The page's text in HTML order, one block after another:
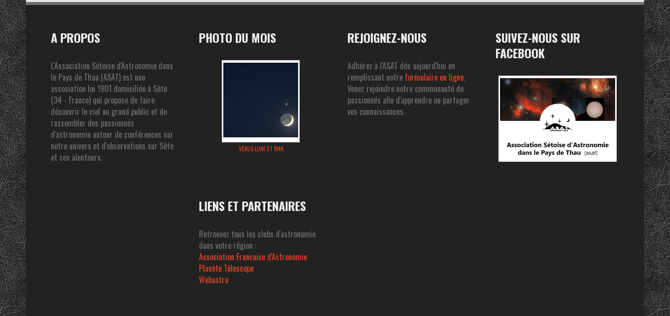
A PROPOS
L'Association Sétoise d'Astronomie dans
le Pays de Thau (ASAT) est une
association loi 1901 domiciliée à Sète
(34 - France) qui propose de faire
découvrir le ciel au grand public et de
rassembler des passionnés
d'astronomie autour de conférences sur
notre univers et d'observations sur Sète
et ses alentours.
PHOTO DU MOIS
VÉNUS-LUNE ET M44
REJOIGNEZ-NOUS
Adhérez à l'ASAT dés aujourd'hui en
remplissant notre formulaire en ligne.
Venez rejoindre notre communauté de
passionnés afin d'apprendre ou partager
vos connaissances.
SUIVEZ-NOUS SUR
FACEBOOK
LIENS ET PARTENAIRES
Retrouvez tous les clubs d'astronomie
dans votre région :
Association Francaise d'Astronomie
Planète Télescope
Webastro